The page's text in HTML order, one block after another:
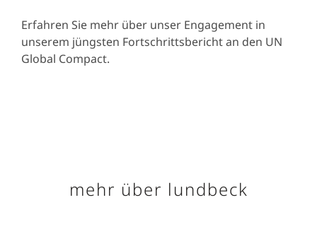
Erfahren Sie mehr über unser Engagement in
unserem jüngsten Fortschrittsbericht an den UN
Global Compact.
mehr über lundbeck